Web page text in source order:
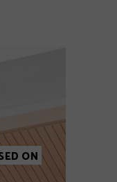
ON